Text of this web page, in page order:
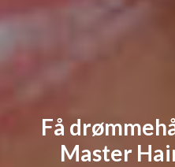
Få
Master